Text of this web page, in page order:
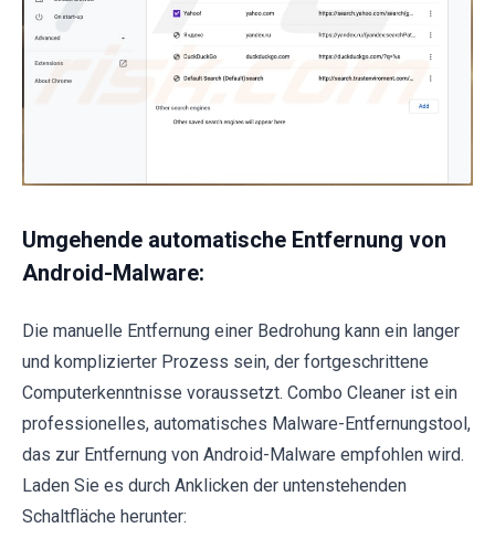
Umgehende automatische Entfernung von
Android-Malware:
Die manuelle Entfernung einer Bedrohung kann ein langer
und komplizierter Prozess sein, der fortgeschrittene
Computerkenntnisse voraussetzt. Combo Cleaner ist ein
professionelles, automatisches Malware-Entfernungstool,
das zur Entfernung von Android-Malware empfohlen wird.
Laden Sie es durch Anklicken der untenstehenden
Schaltfläche herunter: